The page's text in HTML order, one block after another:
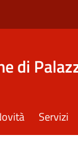
di
Servizi